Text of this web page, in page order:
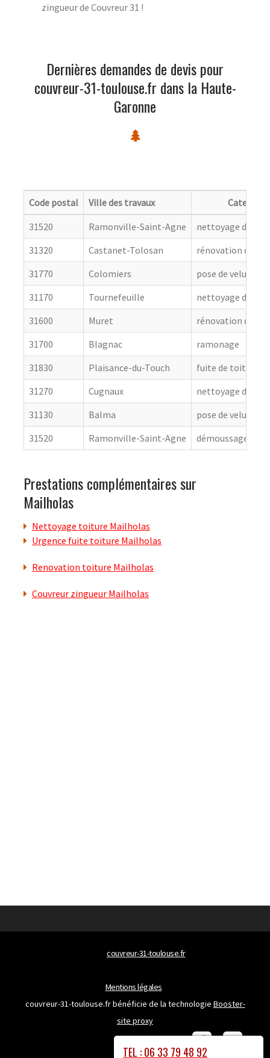
zingueur de Couvreur 31 !
Dernières demandes de devis pour
couvreur-31-toulouse.fr dans la Haute-
Garonne
Code postal Ville des travaux
Categorie
31520
Ramonville-Saint-Agne
nettoyage de
31320
Castanet-Tolosan
rénovation de
31770
Colomiers
pose de velux
31170
Tournefeuille
nettoyage de
31600
Muret
rénovation de
31700
Blagnac
ramonage
31830
Plaisance-du-Touch
fuite de toiture
31270
Cugnaux
nettoyage de
31130
Balma
pose de velux
31520
Ramonville-Saint-Agne démoussage de
Prestations complémentaires sur
Mailholas
Nettoyage toiture Mailholas
Urgence fuite toiture Mailholas
Renovation toiture Mailholas
Couvreur zingueur Mailholas
TEL : 06 33 79 48 92
couvreur-31-toulouse.fr
Mentions légales
couvreur-31-toulouse.fr bénéficie de la technologie Booster-
site proxy